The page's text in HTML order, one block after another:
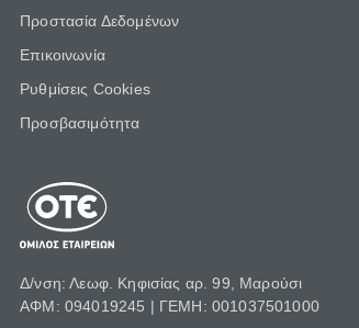
Προστασία Δεδομένων
Επικοινωνία
Ρυθμίσεις Cookies
Προσβασιμότητα
Δ/νση: Λεωφ. Κηφισίας αρ. 99, Μαρούσι
ΑΦΜ: 094019245 | ΓΕΜΗ: 001037501000